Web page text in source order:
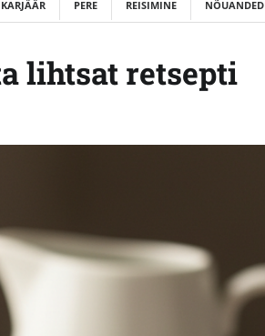
KARJÄÄR PERE REISIMINE NÕUANDED
lihtsat retsepti